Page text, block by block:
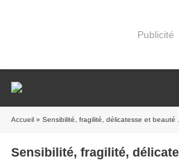
Publicité
Accueil » Sensibilité, fragilité, délicatesse et beauté
Sensibilité, fragilité,